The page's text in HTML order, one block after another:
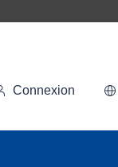
Connexion